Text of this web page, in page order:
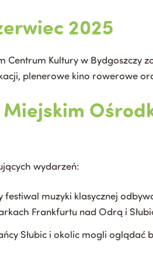
2025
Centrum Kultury w Bydgoszczy
plenerowe kino rowerowe
Miejskim
wydarzeń:
muzyki klasycznej
Frankfurtu nad Odrą i
Słubic i okolic mogli oglądać